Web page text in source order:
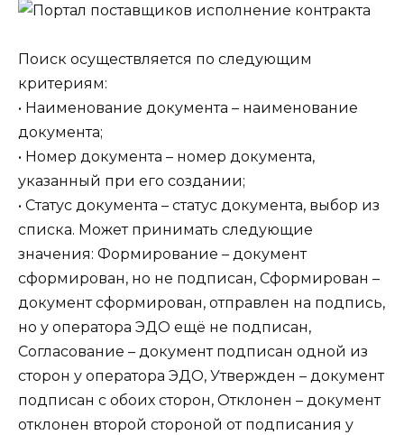
Поиск осуществляется по следующим
критериям:
• Наименование документа – наименование
документа;
• Номер документа – номер документа,
указанный при его создании;
• Статус документа – статус документа, выбор из
списка. Может принимать следующие
значения: Формирование – документ
сформирован, но не подписан, Сформирован –
документ сформирован, отправлен на подпись,
но у оператора ЭДО ещё не подписан,
Согласование – документ подписан одной из
сторон у оператора ЭДО, Утвержден – документ
подписан с обоих сторон, Отклонен – документ
отклонен второй стороной от подписания у